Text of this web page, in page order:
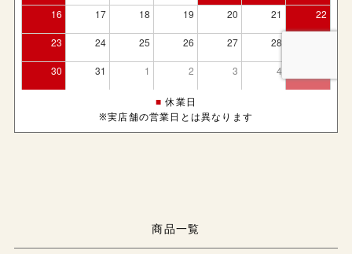
■ 休業日
※実店舗の営業日とは異なります
商品一覧